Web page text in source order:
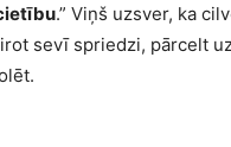
.” Viņš uzsver, ka
sevī spriedzi, pārcelt